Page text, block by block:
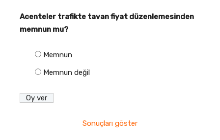
Acenteler trafikte tavan fiyat düzenlemesinden
memnun mu?
Memnun
Memnun değil
Sonuçları göster